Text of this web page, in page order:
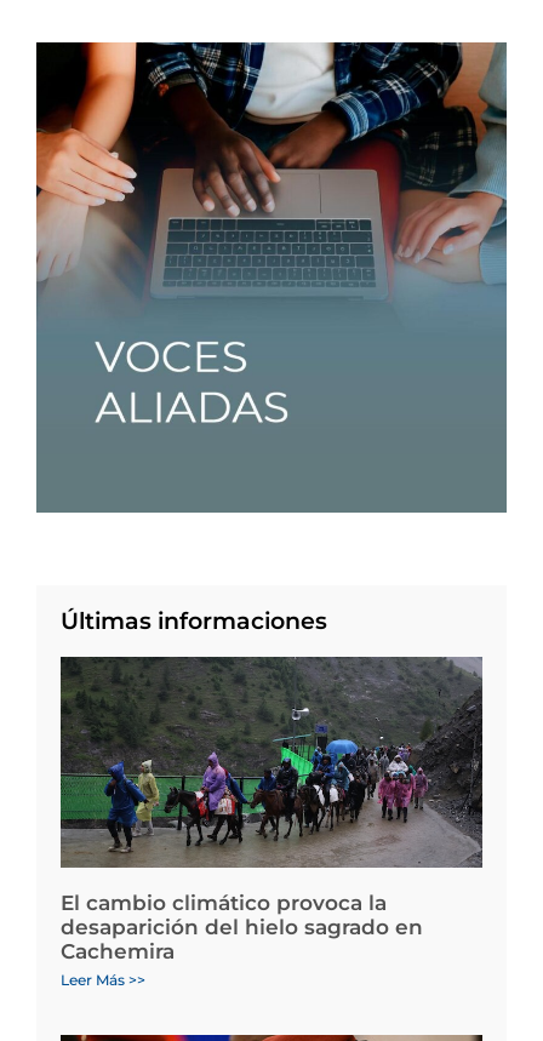
Últimas informaciones
El cambio climático provoca la
desaparición del hielo sagrado en
Cachemira
Leer Más >>